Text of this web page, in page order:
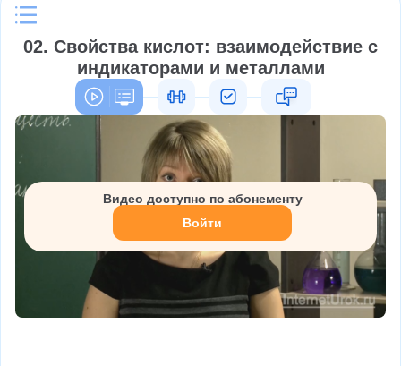
02. Свойства кислот: взаимодействие с
индикаторами и металлами
Видео доступно по абонементу
Войти